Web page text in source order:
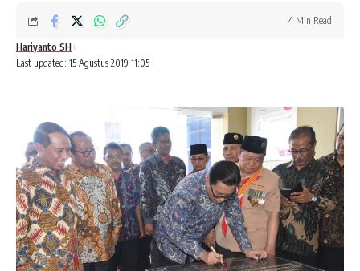
Last updated: 15 Agustus 2019 11:05
Hariyanto SH
4 Min Read